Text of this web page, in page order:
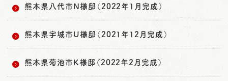
熊本県八代市N様邸（2022年1月完成）
熊本県宇城市U様邸（2021年12月完成）
熊本県菊池市K様邸（2022年2月完成）